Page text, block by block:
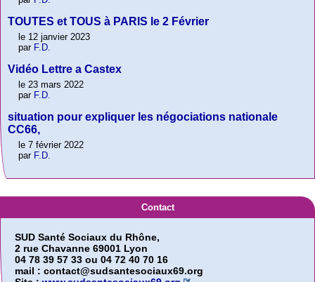
TOUTES et TOUS à PARIS le 2 Février
le 12 janvier 2023
par F.D.
Vidéo Lettre a Castex
le 23 mars 2022
par F.D.
situation pour expliquer les négociations nationale
CC66,
le 7 février 2022
par F.D.
Contact
SUD Santé Sociaux du Rhône,
2 rue Chavanne 69001 Lyon
04 78 39 57 33 ou 04 72 40 70 16
mail : contact@sudsantesociaux69.org